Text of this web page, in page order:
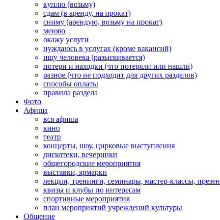
куплю (возьму)
сдам (в аренду, на прокат)
сниму (арендую, возьму на прокат)
меняю
окажу услуги
нуждаюсь в услугах (кроме вакансий)
ищу человека (разыскивается)
потери и находки (что потеряли или нашли)
разное (что не подходит для других разделов)
способы оплаты
правила раздела
Фото
Афиша
вся афиша
кино
театр
концерты, шоу, цирковые выступления
дискотеки, вечеринки
общегородские мероприятия
выставки, ярмарки
лекции, тренинги, семинары, мастер-классы,
квизы и клубы по интересам
спортивные мероприятия
план мероприятий учреждений культуры
Общение